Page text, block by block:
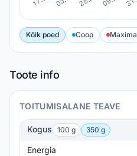
Kõik poed Coop Maxima
Toote info
TOITUMISALANE TEAVE
Kogus 100 g 350 g
Energia